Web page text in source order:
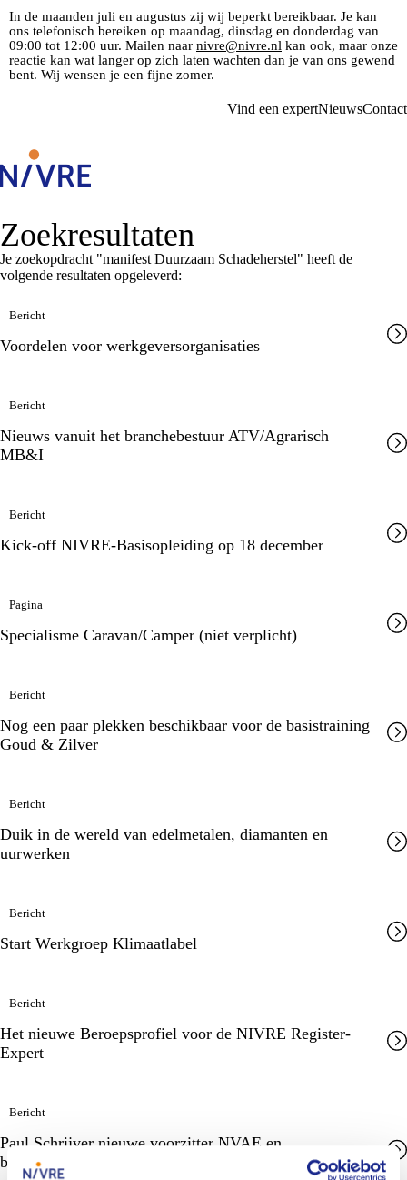
In de maanden juli en augustus zij wij beperkt bereikbaar. Je kan
ons telefonisch bereiken op maandag, dinsdag en donderdag van
09:00 tot 12:00 uur. Mailen naar nivre@nivre.nl kan ook, maar onze
reactie kan wat langer op zich laten wachten dan je van ons gewend
bent. Wij wensen je een fijne zomer.
Vind een expertNieuwsContact
Zoekresultaten
Je zoekopdracht "manifest Duurzaam Schadeherstel" heeft de
volgende resultaten opgeleverd:
Bericht
Voordelen voor werkgeversorganisaties
Bericht
Nieuws vanuit het branchebestuur ATV/Agrarisch
MB&I
Bericht
Kick-off NIVRE-Basisopleiding op 18 december
Pagina
Specialisme Caravan/Camper (niet verplicht)
Bericht
Nog een paar plekken beschikbaar voor de basistraining
Goud & Zilver
Bericht
Duik in de wereld van edelmetalen, diamanten en
uurwerken
Bericht
Start Werkgroep Klimaatlabel
Bericht
Het nieuwe Beroepsprofiel voor de NIVRE Register-
Expert
Bericht
Paul Schrijver nieuwe voorzitter NVAE en
branchebestuurslid van ATV/Agrarisch/MB&I